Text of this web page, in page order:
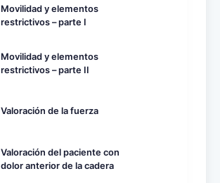
Movilidad y elementos
restrictivos – parte I
Movilidad y elementos
restrictivos – parte II
Valoración de la fuerza
Valoración del paciente con
dolor anterior de la cadera